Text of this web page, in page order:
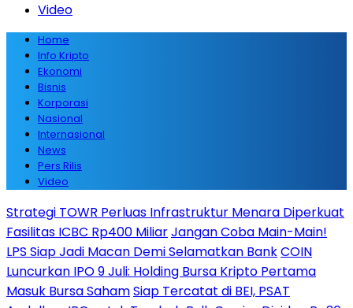
Video
Home
Info Kripto
Ekonomi
Bisnis
Korporasi
Nasional
Internasional
News
Pers Rilis
Video
Strategi TOWR Perluas Infrastruktur Menara Diperkuat
Fasilitas ICBC Rp400 MiliarJangan Coba Main-Main!
LPS Siap Jadi Macan Demi Selamatkan BankCOIN
Luncurkan IPO 9 Juli: Holding Bursa Kripto Pertama
Masuk Bursa SahamSiap Tercatat di BEI, PSAT